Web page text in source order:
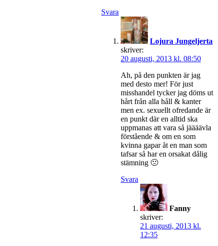
Svara
Lojura Jungeljerta
skriver:
20 augusti, 2013 kl. 08:50
Ah, på den punkten är jag
med desto mer! För just
misshandel tycker jag döms ut
hårt från alla håll & kanter
men ex. sexuellt ofredande är
en punkt där en alltid ska
uppmanas att vara så jäääävla
förstående & om en som
kvinna gapar åt en man som
tafsar så har en orsakat dålig
stämning 🙁
Svara
Fanny
skriver:
21 augusti, 2013 kl.
12:35